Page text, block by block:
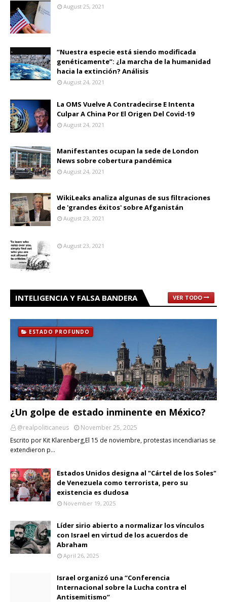
August 25, 2021
“Nuestra especie está siendo modificada
genéticamente”: ¿la marcha de la humanidad
hacia la extinción? Análisis
August 24, 2021
La OMS Vuelve A Contradecirse E Intenta
Culpar A China Por El Origen Del Covid-19
August 24, 2021
Manifestantes ocupan la sede de London
News sobre cobertura pandémica
August 24, 2021
WikiLeaks analiza algunas de sus filtraciones
de 'grandes éxitos' sobre Afganistán
August 23, 2021
August 23, 2021
INTELIGENCIA Y FALSA BANDERA VER TODO
ESTADO PROFUNDO
¿Un golpe de estado inminente en México?
@realpoliticaneus
November 25, 2025
Escrito por Kit Klarenberg,El 15 de noviembre, protestas incendiarias se
extendieron p…
Estados Unidos designa al "Cártel de los Soles"
de Venezuela como terrorista, pero su
existencia es dudosa
November 19, 2025
Líder sirio abierto a normalizar los vínculos
con Israel en virtud de los acuerdos de
Abraham
April 26, 2025
Israel organizó una “Conferencia
Internacional sobre la Lucha contra el
Antisemitismo”